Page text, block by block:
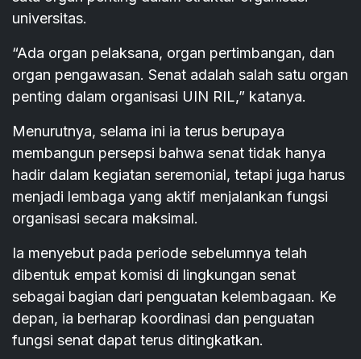
universitas.
“Ada organ pelaksana, organ pertimbangan, dan
organ pengawasan. Senat adalah salah satu organ
penting dalam organisasi UIN RIL,” katanya.
Menurutnya, selama ini ia terus berupaya
membangun persepsi bahwa senat tidak hanya
hadir dalam kegiatan seremonial, tetapi juga harus
menjadi lembaga yang aktif menjalankan fungsi
organisasi secara maksimal.
Ia menyebut pada periode sebelumnya telah
dibentuk empat komisi di lingkungan senat
sebagai bagian dari penguatan kelembagaan. Ke
depan, ia berharap koordinasi dan penguatan
fungsi senat dapat terus ditingkatkan.